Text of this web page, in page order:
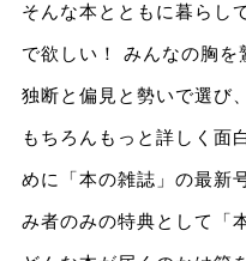
そんな本とともに暮らし
で欲しい！ みんなの胸
独断と偏見と勢いで選び
もちろんもっと詳しく面
めに「本の雑誌」の最新
み者のみの特典として「